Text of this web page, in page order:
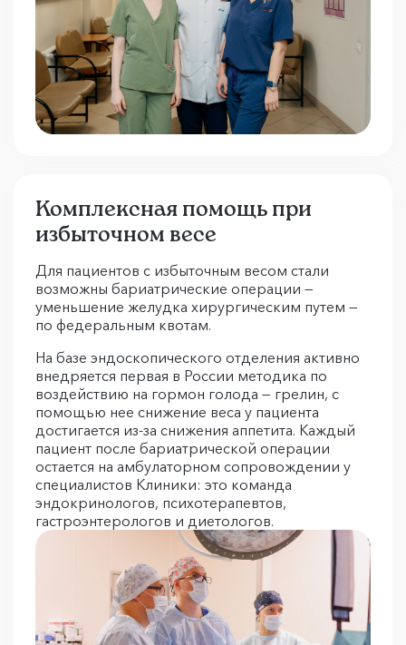
Комплексная помощь при
избыточном весе
Для пациентов с избыточным весом стали
возможны бариатрические операции —
уменьшение желудка хирургическим путем —
по федеральным квотам.
На базе эндоскопического отделения активно
внедряется первая в России методика по
воздействию на гормон голода — грелин, с
помощью нее снижение веса у пациента
достигается из-за снижения аппетита. Каждый
пациент после бариатрической операции
остается на амбулаторном сопровождении у
специалистов Клиники: это команда
эндокринологов, психотерапевтов,
гастроэнтерологов и диетологов.